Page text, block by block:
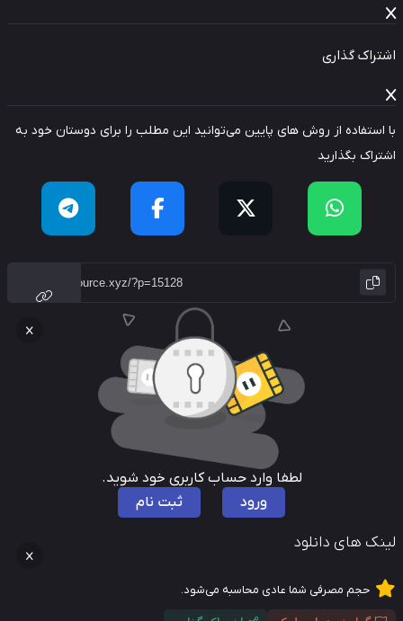
گذاری
استفاده از روش های پایین می‌توانید این مطلب را برای دوستان خود به
بگذارید
لطفا وارد حساب کاربری خود شوید.
ورود
ثبت نام
های دانلود
حجم مصرفی شما عادی محاسبه می‌شود.